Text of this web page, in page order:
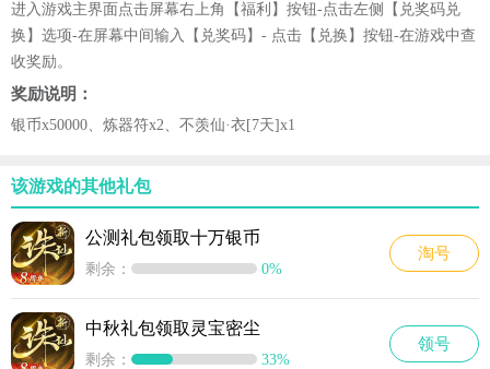
进入游戏主界面点击屏幕右上角【福利】按钮-点击左侧【兑奖码兑
换】选项-在屏幕中间输入【兑奖码】- 点击【兑换】按钮-在游戏中查
收奖励。
奖励说明：
银币x50000、炼器符x2、不羡仙·衣[7天]x1
该游戏的其他礼包
公测礼包领取十万银币
剩余： 0%
淘号
中秋礼包领取灵宝密尘
剩余： 33%
领号